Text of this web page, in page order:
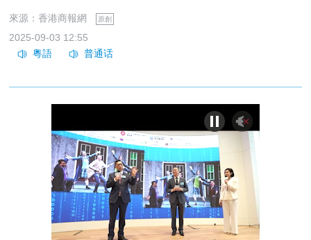
來源：香港商報網 原創
2025-09-03 12:55